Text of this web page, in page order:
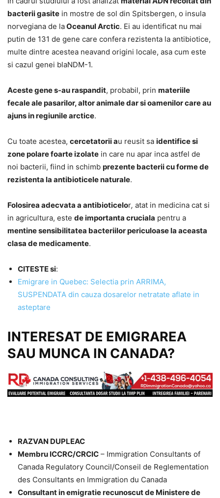
bacterii gasite in mostre de sol din Spitsbergen, o insula
norvegiana de laOceanul Arctic. Ei au identificat nu mai
putin de 131 de gene care confera rezistenta la antibiotice,
multe dintre acestea neavand origini locale, asa cum este
si cazul genei blaNDM-1.
Aceste gene s-au raspandit, probabil, prin materiile
fecale ale pasarilor, altor animale dar si oamenilor care au
ajuns in regiunile arctice.
Cu toate acestea, cercetatorii au reusit sa identifice si
zone polare foarte izolate in care nu apar inca astfel de
noi bacterii, fiind in schimb prezente bacterii cu forme de
rezistenta la antibioticele naturale.
Folosirea adecvata a antibioticelor, atat in medicina cat si
in agricultura, este de importanta cruciala pentru a
mentine sensibilitatea bacteriilor periculoase la aceasta
clasa de medicamente.
CITESTE si:
Emigrare in Quebec: Selectia prin ARRIMA,
SUSPENDATA din cauza dosarelor netratate aflate in
asteptare
INTERESAT DE EMIGRAREA
SAU MUNCA IN CANADA?
RAZVAN DUPLEAC
Membru ICCRC/CRCIC – Immigration Consultants of
Canada Regulatory Council/Conseil de Reglementation
des Consultants en Immigration du Canada
Consultant in emigratie recunoscut de Ministere de